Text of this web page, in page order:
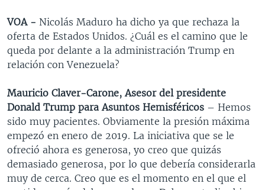
VOA - Nicolás Maduro ha dicho ya que rechaza la
oferta de Estados Unidos. ¿Cuál es el camino que le
queda por delante a la administración Trump en
relación con Venezuela?
Mauricio Claver-Carone, Asesor del presidente
Donald Trump para Asuntos Hemisféricos – Hemos
sido muy pacientes. Obviamente la presión máxima
empezó en enero de 2019. La iniciativa que se le
ofreció ahora es generosa, yo creo que quizás
demasiado generosa, por lo que debería considerarla
muy de cerca. Creo que es el momento en el que el